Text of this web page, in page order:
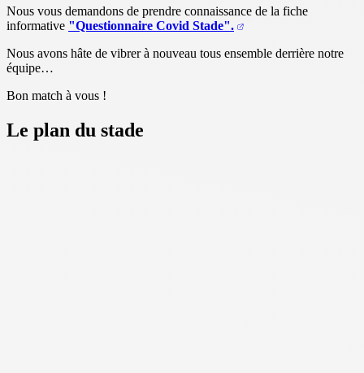
Nous vous demandons de prendre connaissance de la fiche
informative "Questionnaire Covid Stade".
Nous avons hâte de vibrer à nouveau tous ensemble derrière notre
équipe…
Bon match à vous !
Le plan du stade